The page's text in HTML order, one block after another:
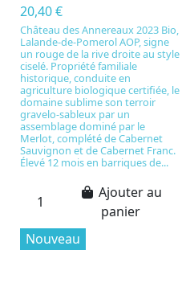
20,40 €
Château des Annereaux 2023 Bio,
Lalande-de-Pomerol AOP, signe
un rouge de la rive droite au style
ciselé. Propriété familiale
historique, conduite en
agriculture biologique certifiée, le
domaine sublime son terroir
gravelo-sableux par un
assemblage dominé par le
Merlot, complété de Cabernet
Sauvignon et de Cabernet Franc.
Élevé 12 mois en barriques de...
Ajouter au
panier
Nouveau